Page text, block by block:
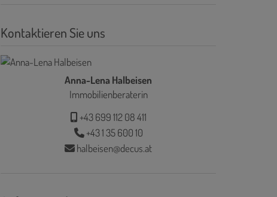
Kontaktieren Sie uns
Anna-Lena Halbeisen
Immobilienberaterin
+43 699 112 08 411
+43 1 35 600 10
halbeisen@decus.at